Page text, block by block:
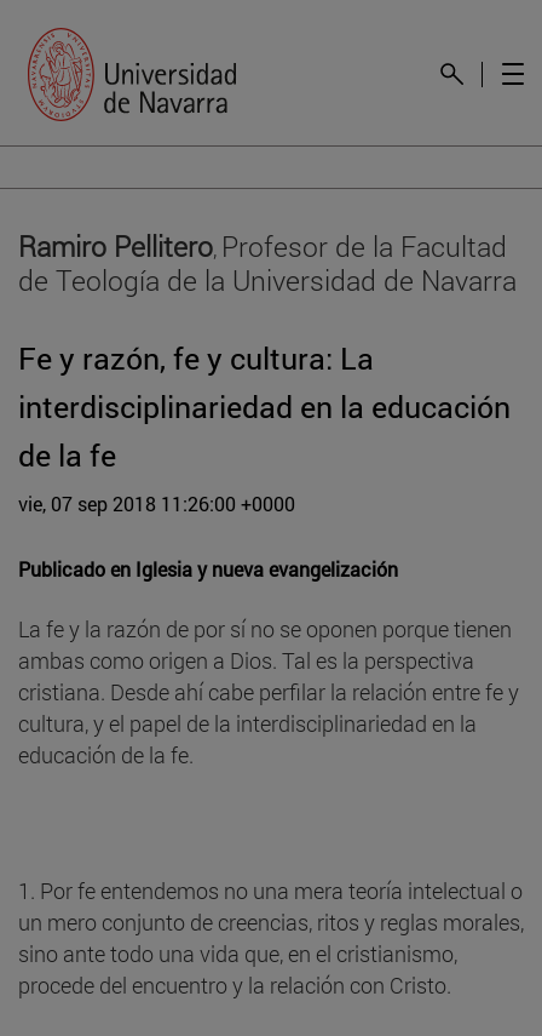
Ramiro Pellitero, Profesor de la Facultad
de Teología de la Universidad de Navarra
Fe y razón, fe y cultura: La
interdisciplinariedad en la educación
de la fe
vie, 07 sep 2018 11:26:00 +0000
Publicado en Iglesia y nueva evangelización
La fe y la razón de por sí no se oponen porque tienen
ambas como origen a Dios. Tal es la perspectiva
cristiana. Desde ahí cabe perfilar la relación entre fe y
cultura, y el papel de la interdisciplinariedad en la
educación de la fe.
1. Por fe entendemos no una mera teoría intelectual o
un mero conjunto de creencias, ritos y reglas morales,
sino ante todo una vida que, en el cristianismo,
procede del encuentro y la relación con Cristo.